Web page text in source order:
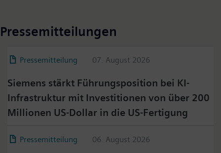
Pressemitteilungen
Pressemitteilung 07. August 2026
Siemens stärkt Führungsposition bei KI-
Infrastruktur mit Investitionen von über 200
Millionen US-Dollar in die US-Fertigung
Pressemitteilung 06. August 2026